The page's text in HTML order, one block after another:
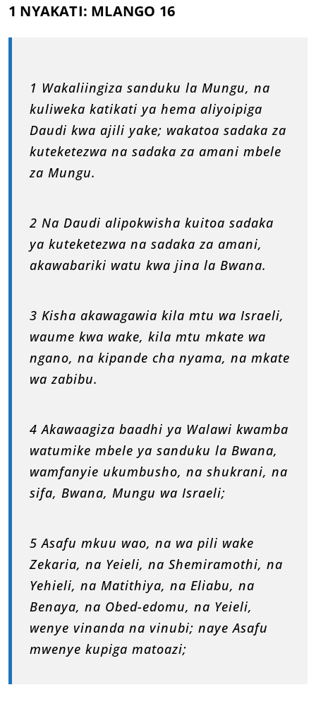
1 NYAKATI: MLANGO 16
1 Wakaliingiza sanduku la Mungu, na
kuliweka katikati ya hema aliyoipiga
Daudi kwa ajili yake; wakatoa sadaka za
kuteketezwa na sadaka za amani mbele
za Mungu.
2 Na Daudi alipokwisha kuitoa sadaka
ya kuteketezwa na sadaka za amani,
akawabariki watu kwa jina la Bwana.
3 Kisha akawagawia kila mtu wa Israeli,
waume kwa wake, kila mtu mkate wa
ngano, na kipande cha nyama, na mkate
wa zabibu.
4 Akawaagiza baadhi ya Walawi kwamba
watumike mbele ya sanduku la Bwana,
wamfanyie ukumbusho, na shukrani, na
sifa, Bwana, Mungu wa Israeli;
5 Asafu mkuu wao, na wa pili wake
Zekaria, na Yeieli, na Shemiramothi, na
Yehieli, na Matithiya, na Eliabu, na
Benaya, na Obed-edomu, na Yeieli,
wenye vinanda na vinubi; naye Asafu
mwenye kupiga matoazi;